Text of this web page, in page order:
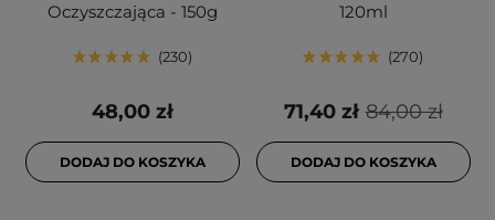
Oczyszczająca - 150g
230
48,00 zł
DODAJ DO KOSZYKA
120ml
270
84,00 zł
71,40 zł
DODAJ DO KOSZYKA